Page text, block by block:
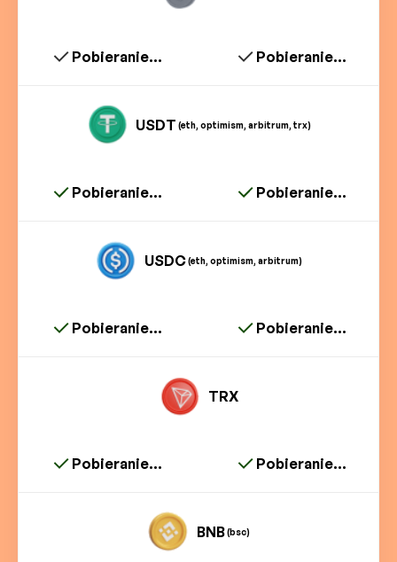
Pobieranie... Pobieranie...
USDT (eth, optimism, arbitrum, trx)
Pobieranie... Pobieranie...
USDC(eth, optimism, arbitrum)
Pobieranie... Pobieranie...
TRX
Pobieranie... Pobieranie...
BNB(bsc)